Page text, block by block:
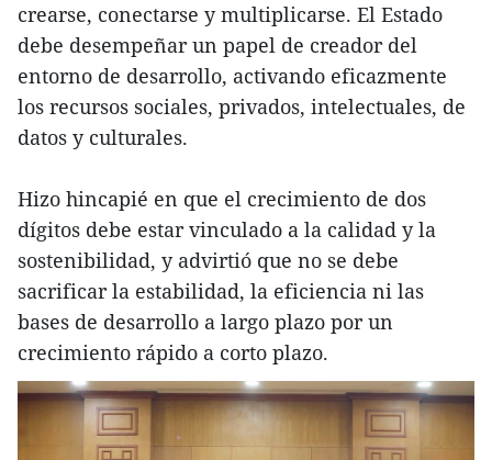
crearse, conectarse y multiplicarse. El Estado
debe desempeñar un papel de creador del
entorno de desarrollo, activando eficazmente
los recursos sociales, privados, intelectuales, de
datos y culturales.
Hizo hincapié en que el crecimiento de dos
dígitos debe estar vinculado a la calidad y la
sostenibilidad, y advirtió que no se debe
sacrificar la estabilidad, la eficiencia ni las
bases de desarrollo a largo plazo por un
crecimiento rápido a corto plazo.